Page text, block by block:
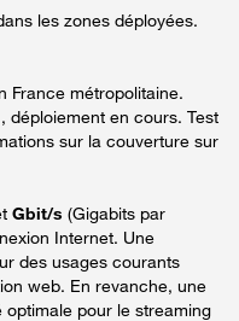
les zones déployées.
France métropolitaine.
déploiement en cours. Test
sur la couverture sur
Gbit/s (Gigabits par
Internet. Une
des usages courants
web. En revanche, une
pour le streaming